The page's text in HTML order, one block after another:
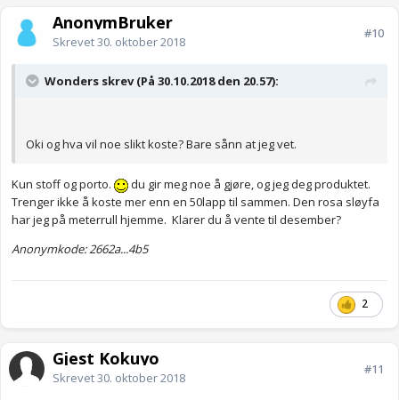
AnonymBruker
Skrevet30. oktober 2018
#10
Wonders skrev (På 30.10.2018 den 20.57):
Oki og hva vil noe slikt koste? Bare sånn at jeg vet.
Kun stoff og porto.
du gir meg noe å gjøre, og jeg deg produktet.
Trenger ikke å koste mer enn en 50lapp til sammen. Den rosa sløyfa
har jeg på meterrull hjemme. Klarer du å vente til desember?
Anonymkode: 2662a...4b5
2
Gjest Kokuyo
Skrevet30. oktober 2018
#11